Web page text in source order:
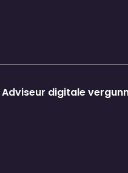
Adviseur digitale